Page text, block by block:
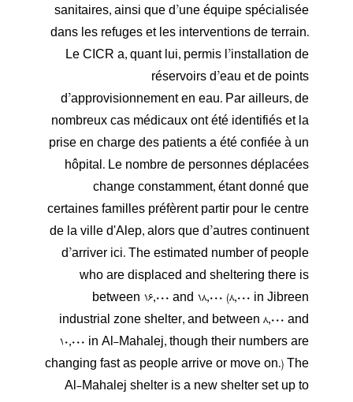
sanitaires, ainsi que d’une équipe spécialisée
dans les refuges et les interventions de terrain.
Le CICR a, quant lui, permis l’installation de
réservoirs d’eau et de points
d’approvisionnement en eau. Par ailleurs, de
nombreux cas médicaux ont été identifiés et la
prise en charge des patients a été confiée à un
hôpital. Le nombre de personnes déplacées
change constamment, étant donné que
certaines familles préfèrent partir pour le centre
de la ville d'Alep, alors que d’autres continuent
d’arriver ici. The estimated number of people
who are displaced and sheltering there is
between 16,000 and 18,000 (8,000 in Jibreen
industrial zone shelter, and between 8,000 and
10,000 in Al-Mahalej, though their numbers are
changing fast as people arrive or move on.) The
Al-Mahalej shelter is a new shelter set up to